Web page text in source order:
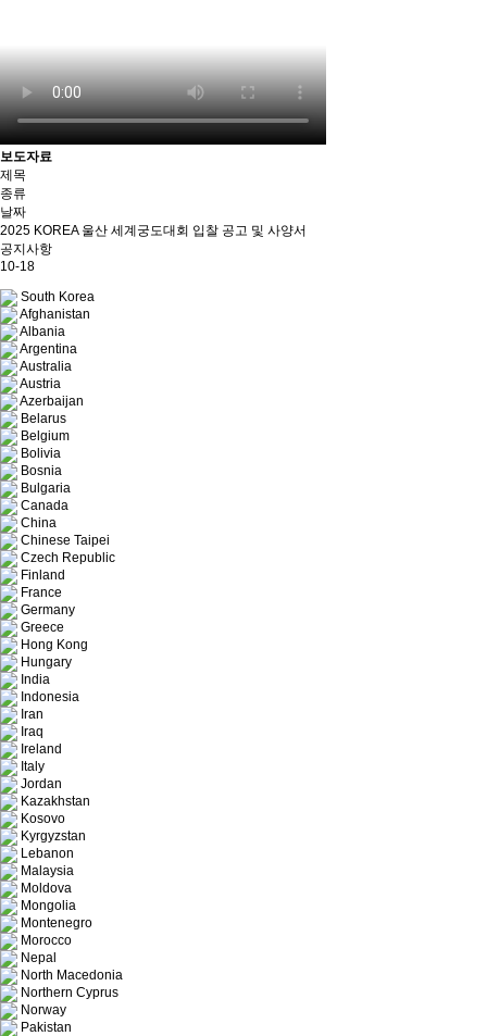
보도자료
제목
종류
날짜
2025 KOREA 울산 세계궁도대회 입찰 공고 및 사양서
공지사항
10-18
South Korea
Afghanistan
Albania
Argentina
Australia
Austria
Azerbaijan
Belarus
Belgium
Bolivia
Bosnia
Bulgaria
Canada
China
Chinese Taipei
Czech Republic
Finland
France
Germany
Greece
Hong Kong
Hungary
India
Indonesia
Iran
Iraq
Ireland
Italy
Jordan
Kazakhstan
Kosovo
Kyrgyzstan
Lebanon
Malaysia
Moldova
Mongolia
Montenegro
Morocco
Nepal
North Macedonia
Northern Cyprus
Norway
Pakistan